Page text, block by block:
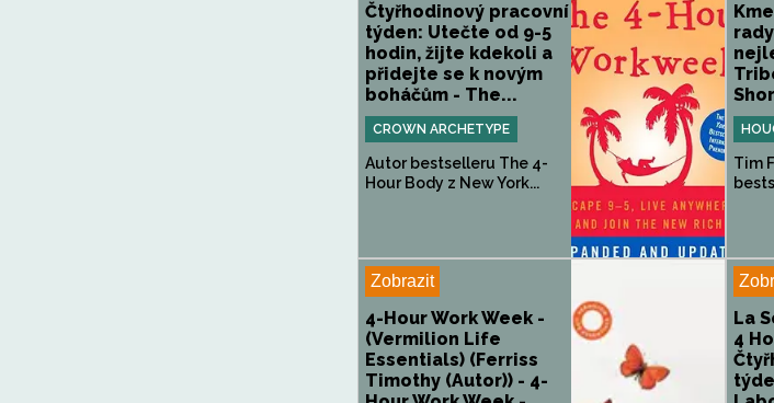
Čtyřhodinový pracovní
týden: Utečte od 9-5
hodin, žijte kdekoli a
přidejte se k novým
boháčům - The...
CROWN ARCHETYPE
Autor bestselleru The 4-
Hour Body z New York...
Tim
Zobrazit
4-Hour Work Week -
(Vermilion Life
Essentials) (Ferriss
Timothy (Autor)) - 4-
La
4